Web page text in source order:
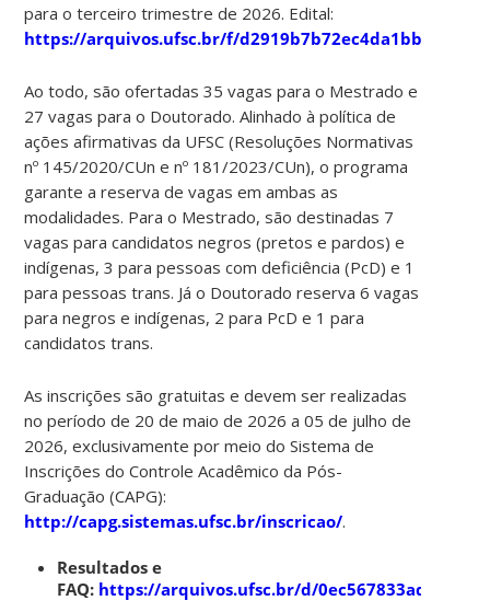
para o terceiro trimestre de 2026. Edital:
https://arquivos.ufsc.br/f/d2919b7b72ec4da1bb54/
Ao todo, são ofertadas 35 vagas para o Mestrado e
27 vagas para o Doutorado. Alinhado à política de
ações afirmativas da UFSC (Resoluções Normativas
nº 145/2020/CUn e nº 181/2023/CUn), o programa
garante a reserva de vagas em ambas as
modalidades. Para o Mestrado, são destinadas 7
vagas para candidatos negros (pretos e pardos) e
indígenas, 3 para pessoas com deficiência (PcD) e 1
para pessoas trans. Já o Doutorado reserva 6 vagas
para negros e indígenas, 2 para PcD e 1 para
candidatos trans.
As inscrições são gratuitas e devem ser realizadas
no período de 20 de maio de 2026 a 05 de julho de
2026, exclusivamente por meio do Sistema de
Inscrições do Controle Acadêmico da Pós-
Graduação (CAPG):
http://capg.sistemas.ufsc.br/inscricao/.
Resultados e
FAQ: https://arquivos.ufsc.br/d/